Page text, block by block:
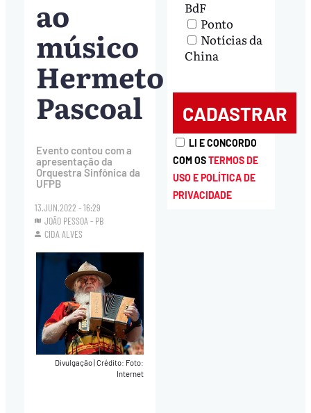
ao
músico
Hermeto
Pascoal
Evento contou com a
apresentação da
Orquestra Sinfônica da
UFPB
13.JUN.2022 - 16:29
JOÃO PESSOA - PB
CIDA ALVES
Divulgação Crédito: Foto:
Internet
BdF
Ponto
Notícias da
China
LI E CONCORDO
COM OSTERMOS DE
USO E POLÍTICA DE
PRIVACIDADE